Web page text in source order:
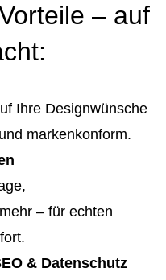
– auf
Ihre Designwünsche
markenkonform.
– für echten
& Datenschutz